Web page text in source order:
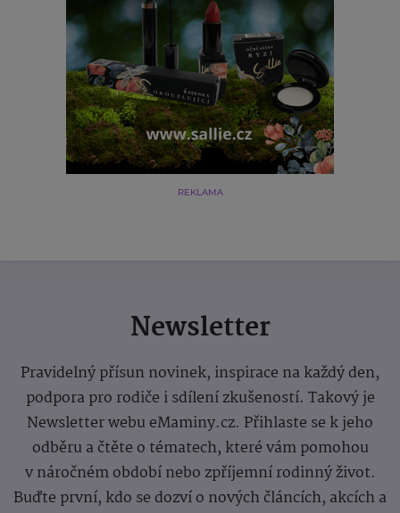
REKLAMA
Newsletter
Pravidelný přísun novinek, inspirace na každý den,
podpora pro rodiče i sdílení zkušeností. Takový je
Newsletter webu eMaminy.cz. Přihlaste se k jeho
odběru a čtěte o tématech, které vám pomohou
v náročném období nebo zpříjemní rodinný život.
Buďte první, kdo se dozví o nových článcích, akcích a